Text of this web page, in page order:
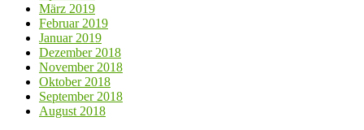
März 2019
Februar 2019
Januar 2019
Dezember 2018
November 2018
Oktober 2018
September 2018
August 2018